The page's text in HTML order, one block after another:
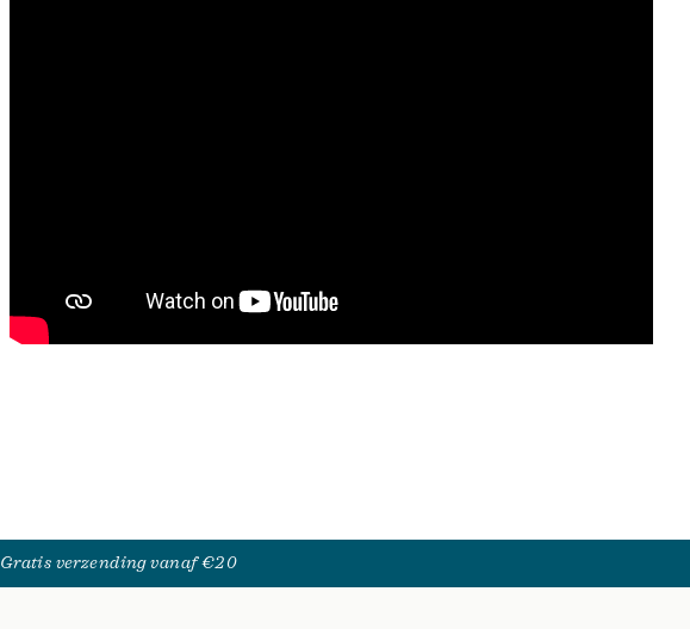
Gratis verzending vanaf €20